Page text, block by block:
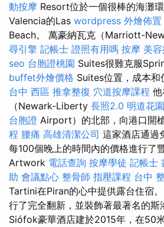
動按摩 Resort位於一個很棒的海灘
Valencia的Las wordpress 外燴佈置
Beach。 萬豪納瓦克（Marriott-
尋引擎 記帳士 證照有用嗎 按摩 美
seo 台胞證桃園 Suites很難克服
buffet外燴價格 Suites位置，成本和
台中 西區 推拿整復 穴道按摩課程 他
（Newark-Liberty 長照2.0 明道花
台胞證 Airport）的北部，向港口開
程 腰痛 高雄清潔公司 這家酒店通過
每100個晚上的時間內的價格進行了
Artwork 電話查詢 按摩學徒 記帳士
助 會議點心 整骨師 指壓課程 台中
Tartini在Piran的心中提供露台住宿
行了完全翻新，並裝飾著最著名的斯
Siófok豪華酒店建於2015年，在50